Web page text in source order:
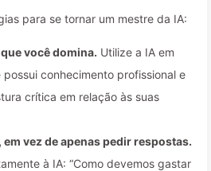
para se tornar um mestre da IA:
você domina. Utilize a IA em
conhecimento profissional e
crítica em relação às suas
em vez de apenas pedir respostas.
à IA: “Como devemos gastar